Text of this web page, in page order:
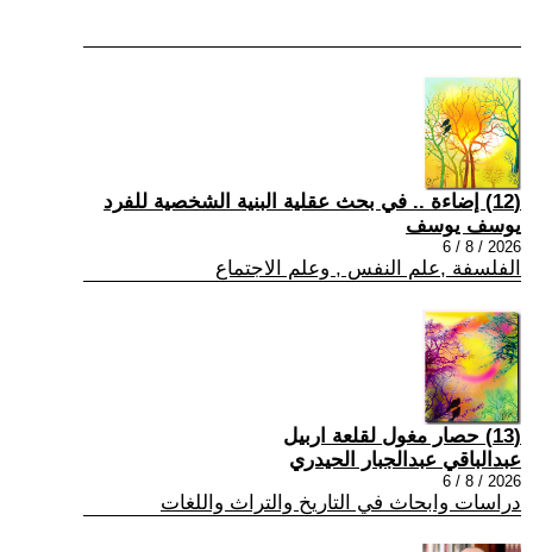
(12) إضاءة .. في بحث عقلية البنية الشخصية للفرد
يوسف يوسف
2026 / 8 / 6
الفلسفة ,علم النفس , وعلم الاجتماع
(13) حصار مغول لقلعة اربيل
عبدالباقي عبدالجبار الحيدري
2026 / 8 / 6
دراسات وابحاث في التاريخ والتراث واللغات